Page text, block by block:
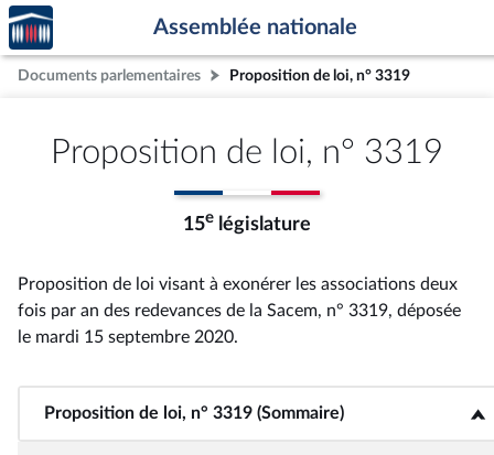
Aller au contenu
Aller en bas de la page
Accèder
à la
page
d'accueil
Assemblée nationale
Documents parlementaires Proposition de loi, n° 3319
Proposition de loi, n° 3319
15e législature
Proposition de loi visant à exonérer les associations deux
fois par an des redevances de la Sacem, n° 3319, déposée
le mardi 15 septembre 2020.
Proposition de loi, n° 3319 (Sommaire)
<b>Proposition de loi, n° 3319 (Sommaire)</b>